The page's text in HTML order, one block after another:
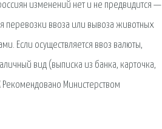
изменений нет и не предвидится —
перевозки ввоза или вывоза животных
Если осуществляется ввоз валюты,
вид (выписка из банка, карточка,
Министерством